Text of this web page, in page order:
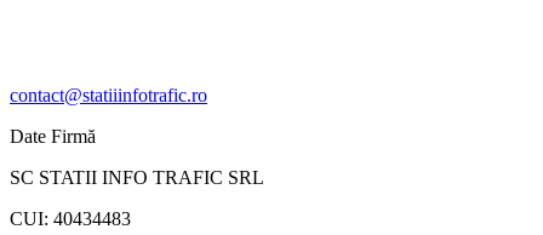
contact@statiiinfotrafic.ro
Date Firmă
SC STATII INFO TRAFIC SRL
CUI: 40434483